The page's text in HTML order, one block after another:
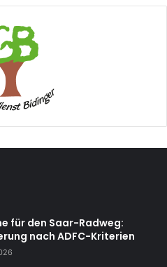
für den Saar-Radweg:
nach ADFC-Kriterien